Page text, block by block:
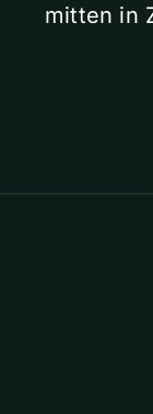
mitten in